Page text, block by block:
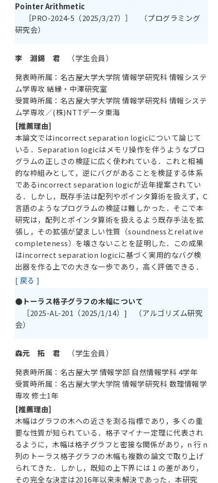
Pointer Arithmetic
［PRO-2024-5（2025/3/27）］ （プログラミング
研究会）
李 淵錫 君 （学生会員）
発表時所属：名古屋大学大学院 情報学研究科 情報システ
ム学専攻 結縁・中澤研究室
受賞時所属：名古屋大学大学院 情報学研究科 情報システ
ム学専攻／(株)NTTデータ東海
[推薦理由]
本論文ではincorrect separation logicについて論じて
いる．Separation logicはメモリ操作を伴うようなプロ
グラムの正しさの検証に広く使われている．これと相補
的な枠組みとして，逆にバグがあることを検証する体系
であるincorrect separation logicが近年提案されてい
る．しかし，既存手法は配列やポインタ算術を扱えず，C
言語のようなプログラムの検証は難しかった．そこで本
研究は，配列とポインタ算術を扱えるよう既存手法を拡
張し，その拡張が望ましい性質（soundnessとrelative
completeness）を壊さないことを証明した．この成果
はincorrect separation logicに基づく実用的なバグ検
出器を作る上での大きな一歩であり，高く評価できる．
[ 戻る ]
●トーラス格子グラフの木幅について
［2025-AL-201（2025/1/14）] （アルゴリズム研究
会）
森元 拓 君 （学生会員）
発表時所属：名古屋大学 情報学部 自然情報学科 4学年
受賞時所属：名古屋大学大学院 情報学研究科 数理情報学
専攻 修士1年
[推薦理由]
木幅はグラフの木への近さを測る指標であり，多くの重
要な性質が知られている．格子マイナー定理に代表され
るように，木幅は格子グラフと密接な関係があり，n 行 n
列のトーラス格子グラフの木幅も複数の論文で取り上げ
られてきた．しかし，既知の上下界には 1 の差があり，
その完全な決定は2016年以来未解決であった．本研究